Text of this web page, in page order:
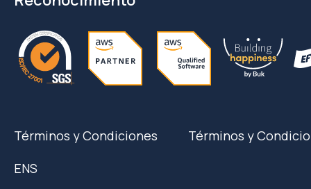
Términos y Condiciones
Términos y
ENS